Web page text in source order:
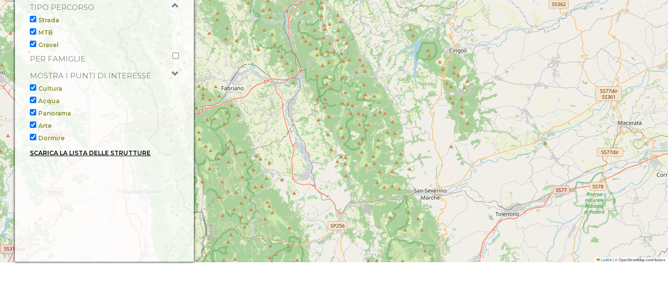
Leaflet|© OpenStreetMap contributors
TIPO PERCORSO
Strada
MTB
Gravel
PER FAMIGLIE
MOSTRA I PUNTI DI INTERESSE
Cultura
Acqua
Panorama
Arte
Dormire
SCARICA LA LISTA DELLE STRUTTURE